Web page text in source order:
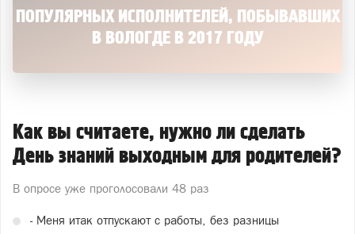
ПОПУЛЯРНЫХ ИСПОЛНИТЕЛЕЙ, ПОБЫВАВШИХ
В ВОЛОГДЕ В 2017 ГОДУ
Как вы считаете, нужно ли сделать
День знаний выходным для родителей?
В опросе уже проголосовали 48 раз
- Меня итак отпускают с работы, без разницы